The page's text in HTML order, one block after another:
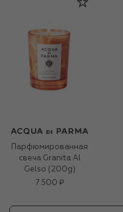
Парфюмированная
свеча Granita Al
Gelso (200g)
7 500 ₽